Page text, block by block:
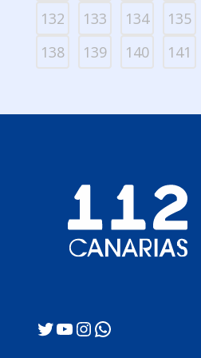
132
133 134 135
138
139 140 141
Twitter
YouTube
Instagram
WhatsApp